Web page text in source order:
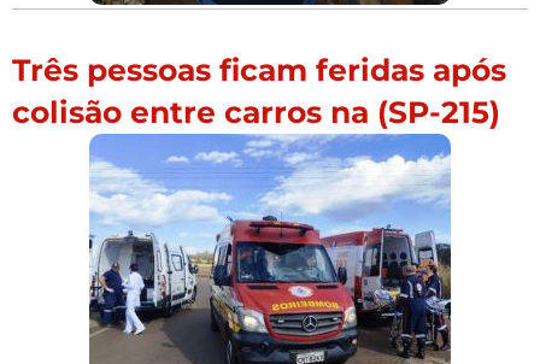
Três pessoas ficam feridas após
colisão entre carros na (SP-215)